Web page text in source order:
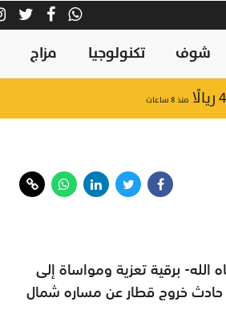
شوف تكنولوجيا مزاج
منذ ٨ ساعات
برقية تعزية ومواساة إلى
حادث خروج قطار عن مساره شمال